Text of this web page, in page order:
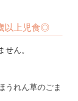
以上児食◎
ん。
れん草のごま